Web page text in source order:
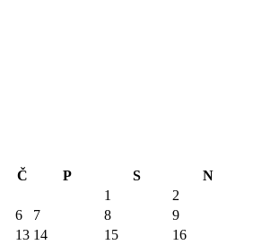
Č P S
N
1
2
6 7 8
9
13 14 15 16